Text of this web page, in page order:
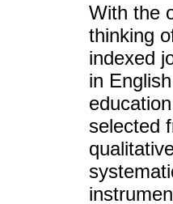
With the
thinking
indexed
in
selected